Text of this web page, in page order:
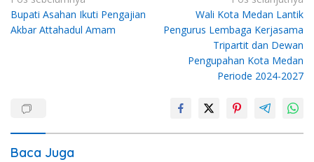
pos
Bupati Asahan Ikuti Pengajian
Akbar Attahadul Amam
Wali Kota Medan Lantik
Pengurus Lembaga Kerjasama
Tripartit dan Dewan
Pengupahan Kota Medan
Periode 2024-2027
Baca Juga